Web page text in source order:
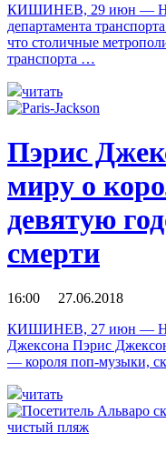
КИШИНЕВ, 29 июн —
департамента
что столичные
транспорта …
читать
Пэрис
миру о
девятую
смерти
16:00 27.06.2018
КИШИНЕВ, 27 июн —
Джексона Пэрис
— короля поп-музыки,
читать